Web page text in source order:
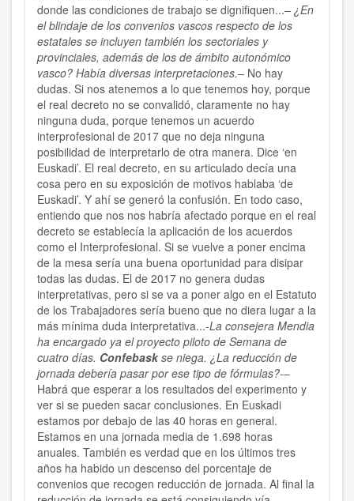
donde las condiciones de trabajo se dignifiquen...– ¿En
el blindaje de los convenios vascos respecto de los
estatales se incluyen también los sectoriales y
provinciales, además de los de ámbito autonómico
vasco? Había diversas interpretaciones.– No hay
dudas. Si nos atenemos a lo que tenemos hoy, porque
el real decreto no se convalidó, claramente no hay
ninguna duda, porque tenemos un acuerdo
interprofesional de 2017 que no deja ninguna
posibilidad de interpretarlo de otra manera. Dice ‘en
Euskadi’. El real decreto, en su articulado decía una
cosa pero en su exposición de motivos hablaba ‘de
Euskadi’. Y ahí se generó la confusión. En todo caso,
entiendo que nos nos habría afectado porque en el real
decreto se establecía la aplicación de los acuerdos
como el Interprofesional. Si se vuelve a poner encima
de la mesa sería una buena oportunidad para disipar
todas las dudas. El de 2017 no genera dudas
interpretativas, pero si se va a poner algo en el Estatuto
de los Trabajadores sería bueno que no diera lugar a la
más mínima duda interpretativa...-La consejera Mendia
ha encargado ya el proyecto piloto de Semana de
cuatro días. Confebaskse niega. ¿La reducción de
jornada debería pasar por ese tipo de fórmulas?-–
Habrá que esperar a los resultados del experimento y
ver si se pueden sacar conclusiones. En Euskadi
estamos por debajo de las 40 horas en general.
Estamos en una jornada media de 1.698 horas
anuales. También es verdad que en los últimos tres
años ha habido un descenso del porcentaje de
convenios que recogen reducción de jornada. Al final la